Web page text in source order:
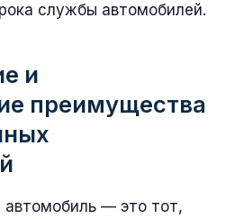
службы автомобилей.
и
преимущества
автомобиль — это тот,